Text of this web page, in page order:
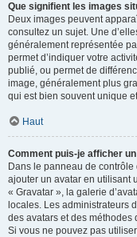
Que signifient les images
Deux images peuvent
consultez un sujet. Une
généralement représentée
permet d’indiquer votre
publié, ou permet de
image, généralement plus
qui est bien souvent unique
Haut
Comment puis-je afficher
Dans le panneau de contrôle
ajouter un avatar en utilisant
« Gravatar », la galerie
locales. Les administrateurs
des avatars et des méthodes
Si vous ne pouvez pas